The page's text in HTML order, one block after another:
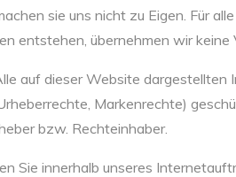
sie uns nicht zu Eigen. Für
entstehen, übernehmen wir keine
auf dieser Website
Markenrechte)
bzw. Rechteinhaber.
Sie innerhalb unseres